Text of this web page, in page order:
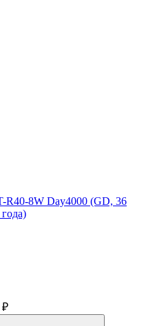
R40-8W Day4000 (GD, 36
₽